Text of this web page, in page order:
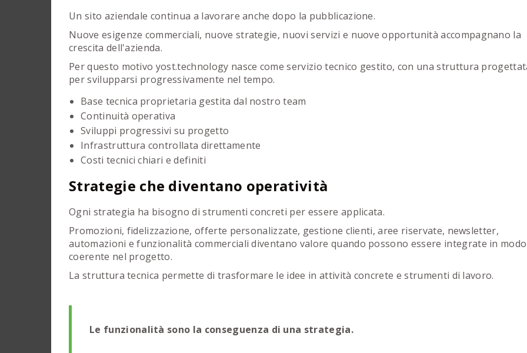
Un sito aziendale continua a lavorare anche dopo la pubblicazione.
Nuove esigenze commerciali, nuove strategie, nuovi servizi e nuove opportunità accompagnano la
crescita dell'azienda.
Per questo motivo yost.technology nasce come servizio tecnico gestito, con una struttura
per svilupparsi progressivamente nel tempo.
Base tecnica proprietaria gestita dal nostro team
Continuità operativa
Sviluppi progressivi su progetto
Infrastruttura controllata direttamente
Costi tecnici chiari e definiti
Strategie che diventano operatività
Ogni strategia ha bisogno di strumenti concreti per essere applicata.
Promozioni, fidelizzazione, offerte personalizzate, gestione clienti, aree riservate, newsletter,
automazioni e funzionalità commerciali diventano valore quando possono essere integrate in modo
coerente nel progetto.
La struttura tecnica permette di trasformare le idee in attività concrete e strumenti di lavoro.
Le funzionalità sono la conseguenza di una strategia.